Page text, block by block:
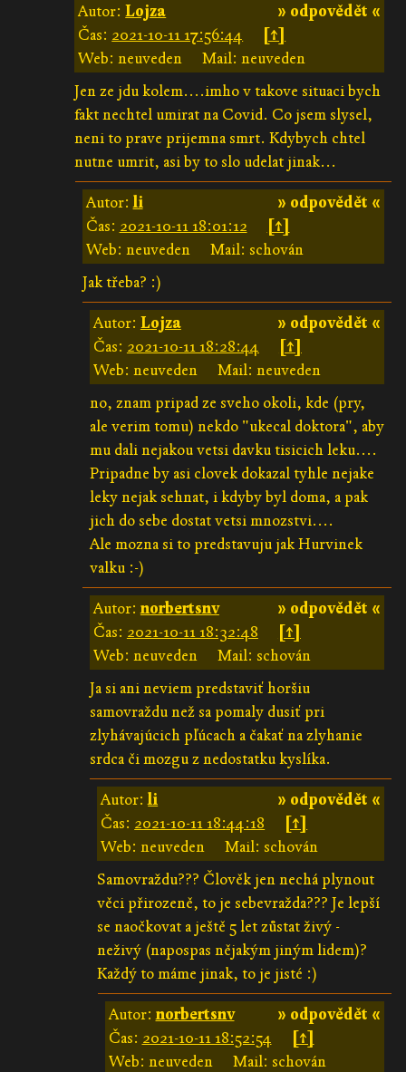
» odpovědět «
Autor:Lojza
Čas: 2021-10-11 17:56:44
[↑]
Web: neuveden
Mail: neuveden
Jen ze jdu kolem....imho v takove situaci bych
fakt nechtel umirat na Covid. Co jsem slysel,
neni to prave prijemna smrt. Kdybych chtel
nutne umrit, asi by to slo udelat jinak...
» odpovědět «
Autor:li
Čas: 2021-10-11 18:01:12
[↑]
Web: neuveden
Mail: schován
Jak třeba? :)
» odpovědět «
Autor: Lojza
Čas: 2021-10-11 18:28:44
[↑]
Web: neuveden
Mail: neuveden
no, znam pripad ze sveho okoli, kde (pry,
ale verim tomu) nekdo "ukecal doktora", aby
mu dali nejakou vetsi davku tisicich leku....
Pripadne by asi clovek dokazal tyhle nejake
leky nejak sehnat, i kdyby byl doma, a pak
jich do sebe dostat vetsi mnozstvi....
Ale mozna si to predstavuju jak Hurvinek
valku :-)
» odpovědět «
Autor:norbertsnv
Čas: 2021-10-11 18:32:48
[↑]
Web: neuveden
Mail: schován
Ja si ani neviem predstaviť horšiu
samovraždu než sa pomaly dusiť pri
zlyhávajúcich pľúcach a čakať na zlyhanie
srdca či mozgu z nedostatku kyslíka.
» odpovědět «
Autor:li
Čas: 2021-10-11 18:44:18
[↑]
Web: neuveden
Mail: schován
Samovraždu??? Člověk jen nechá plynout
věci přirozeně, to je sebevražda??? Je lepší
se naočkovat a ještě 5 let zůstat živý -
neživý (napospas nějakým jiným lidem)?
Každý to máme jinak, to je jisté :)
» odpovědět «
Autor:norbertsnv
Čas: 2021-10-11 18:52:54
[↑]
Web: neuveden
Mail: schován